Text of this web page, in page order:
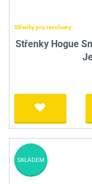
Střenky pro revolvery
Střenky Hogue
SKLADEM